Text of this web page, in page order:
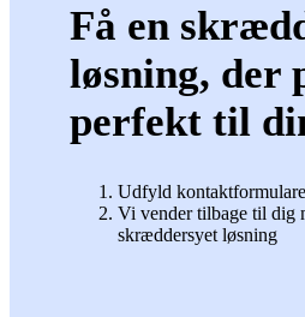
Få en
løsning, der
perfekt til
Udfyld
Vi vender tilbage til dig
skræddersyet løsning